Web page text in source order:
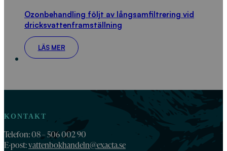
Ozonbehandling följt av långsamfiltrering vid
dricksvattenframställning
LÄS MER
KONTAKT
Telefon: 08 – 506 002 90
E-post:vattenbokhandeln@exacta.se